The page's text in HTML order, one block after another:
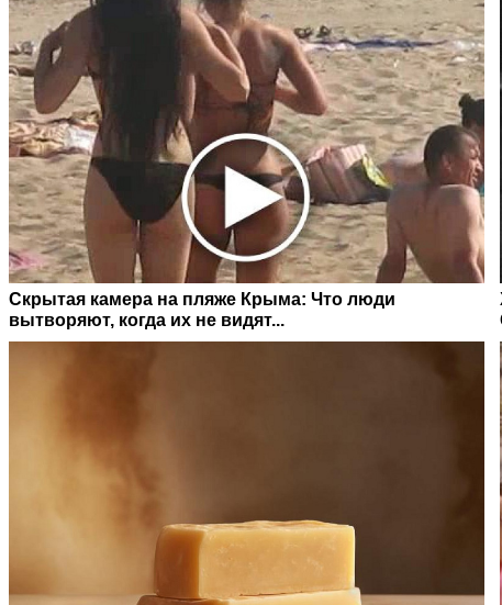
Скрытая камера на пляже Крыма: Что люди
вытворяют, когда их не видят...